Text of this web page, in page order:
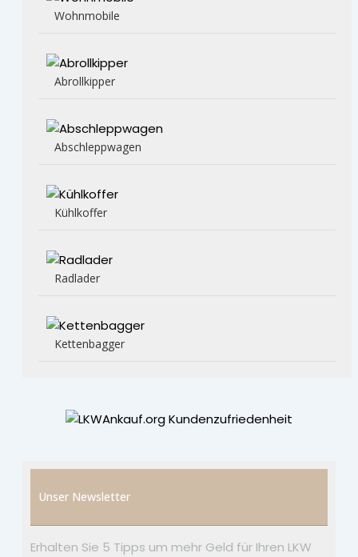
Wohnmobile
Abrollkipper
Abschleppwagen
Kühlkoffer
Radlader
Kettenbagger
Unser Newsletter
Erhalten Sie 5 Tipps um mehr Geld für Ihren LKW